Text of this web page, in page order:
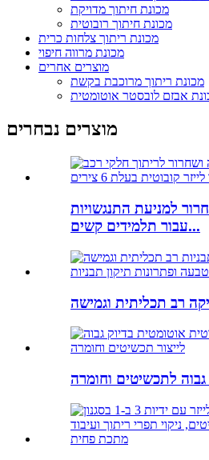
מכונת חיתוך מדויקת
מכונת חיתוך רובוטית
מכונת ריתוך צלחות כרית
מכונת מרווה חיפוי
מוצרים אחרים
מכונת ריתוך מרוכבת בקשת
אבזם לובסטר אוטומטית
מוצרים נבחרים
למניעת התנגשויות
עבור תלמידים קשים...